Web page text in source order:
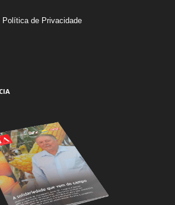
Política de Privacidade